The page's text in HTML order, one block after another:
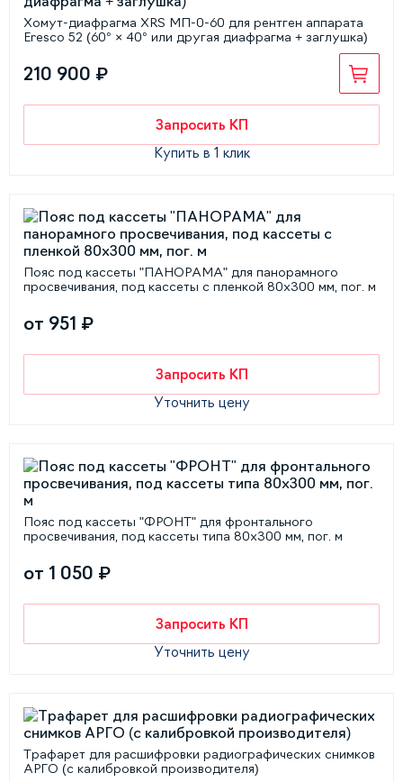
Хомут-диафрагма XRS МП-0-60 для рентген аппарата
Eresco 52 (60° × 40° или другая диафрагма + заглушка)
210 900 ₽
Запросить КП
Купить в 1 клик
Пояс под кассеты "ПАНОРАМА" для панорамного
просвечивания, под кассеты с пленкой 80х300 мм, пог. м
от 951 ₽
Запросить КП
Уточнить цену
Пояс под кассеты "ФРОНТ" для фронтального
просвечивания, под кассеты типа 80х300 мм, пог. м
от 1 050 ₽
Запросить КП
Уточнить цену
Трафарет для расшифровки радиографических снимков
АРГО (с калибровкой производителя)